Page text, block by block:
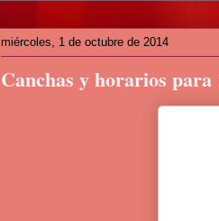
miércoles, 1 de octubre de 2014
Canchas y horarios para